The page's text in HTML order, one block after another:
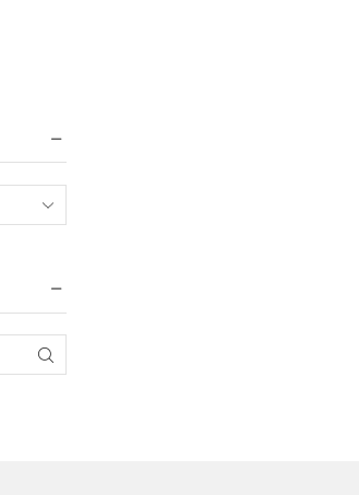
SEARCH